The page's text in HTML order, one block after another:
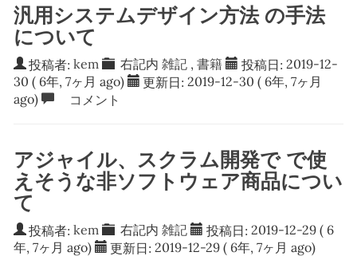
汎用システムデザイン方法 の手法
について
投稿者: kem 右記内雑記 ,書籍 投稿日: 2019-12-
30 ( 6年, 7ヶ月 ago) 更新日: 2019-12-30 ( 6年, 7ヶ月
ago)
コメント
アジャイル、スクラム開発で で使
えそうな非ソフトウェア商品につい
て
投稿者: kem 右記内雑記 投稿日: 2019-12-29( 6
年, 7ヶ月 ago)
更新日: 2019-12-29 ( 6年, 7ヶ月 ago)